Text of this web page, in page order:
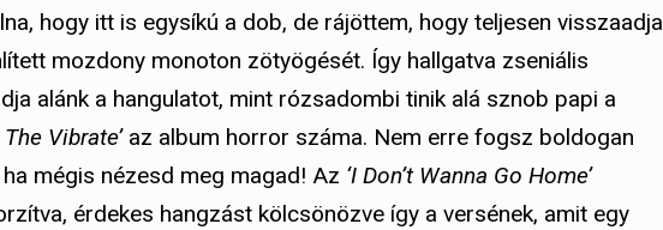
hogy itt is egysíkú a dob, de rájöttem, hogy teljesen visszaadja
mozdony monoton zötyögését. Így hallgatva zseniális
alánk a hangulatot, mint rózsadombi tinik alá sznob papi a
The Vibrate’az album horror száma. Nem erre fogsz boldogan
mégis nézesd meg magad! Az ‘I Don’t Wanna Go Home’
érdekes hangzást kölcsönözve így a versének, amit egy